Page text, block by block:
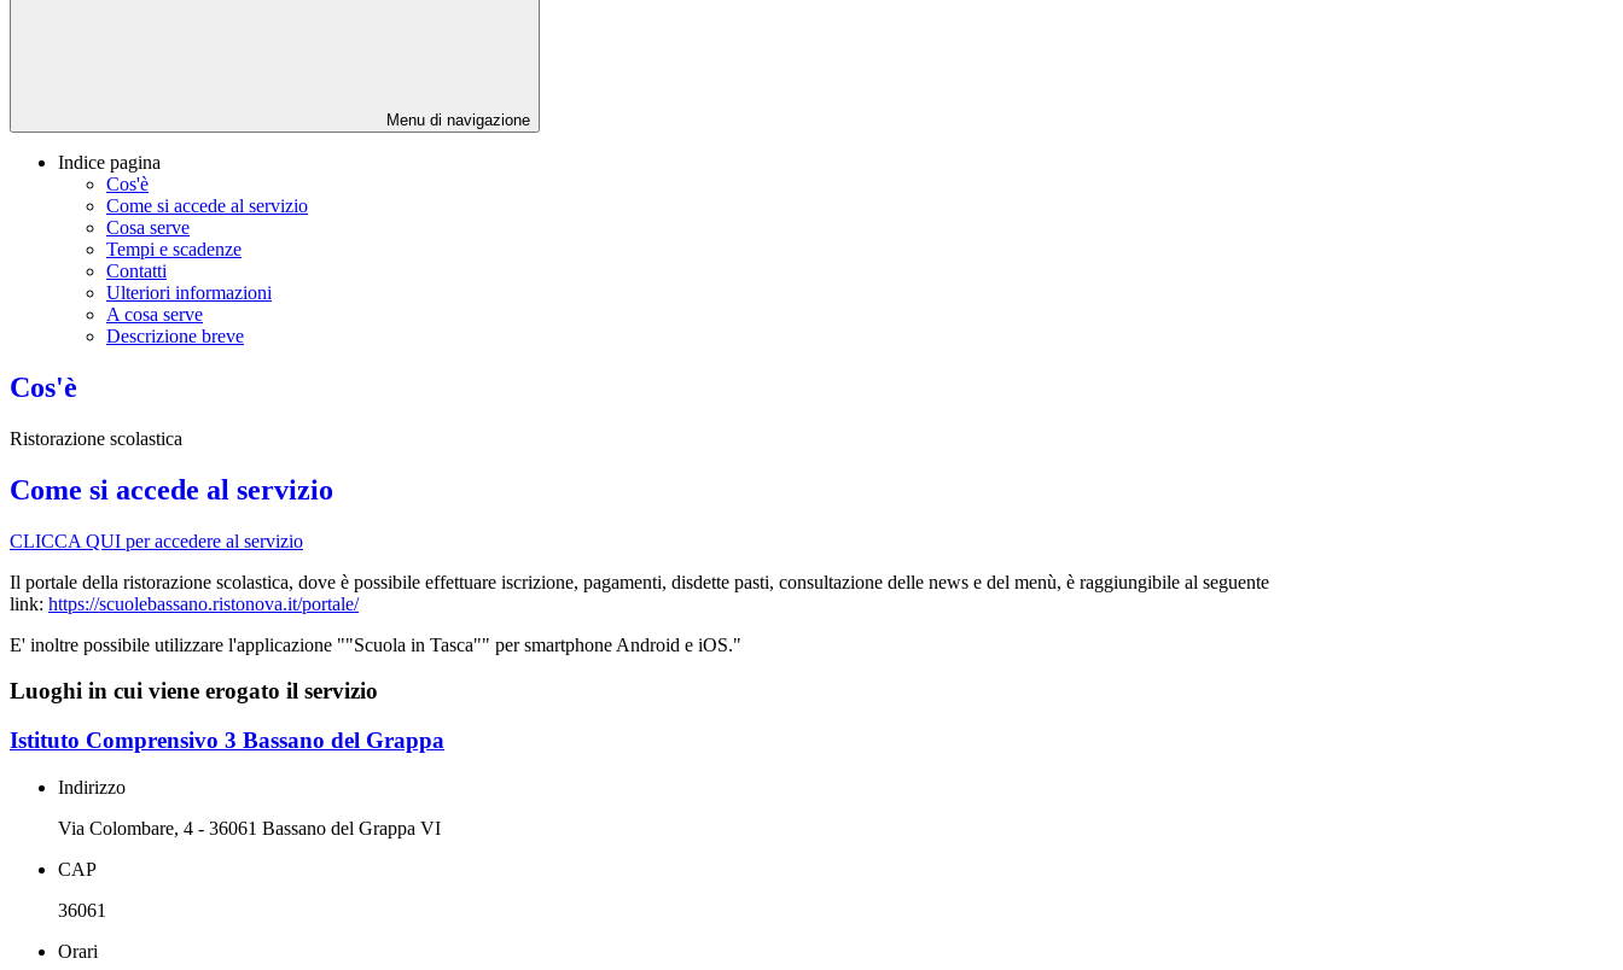
Menu di navigazione
Indice pagina
Cos'è
Come si accede al servizio
Cosa serve
Tempi e scadenze
Contatti
Ulteriori informazioni
A cosa serve
Descrizione breve
Cos'è
Ristorazione scolastica
Come si accede al servizio
CLICCA QUI per accedere al servizio
Il portale della ristorazione scolastica, dove è possibile effettuare iscrizione, pagamenti, disdette pasti, consultazione delle news e del menù, è raggiungibile al seguente
link: https://scuolebassano.ristonova.it/portale/
E' inoltre possibile utilizzare l'applicazione ""Scuola in Tasca"" per smartphone Android e iOS."
Luoghi in cui viene erogato il servizio
Istituto Comprensivo 3 Bassano del Grappa
Indirizzo
Via Colombare, 4 - 36061 Bassano del Grappa VI
CAP
36061
Orari